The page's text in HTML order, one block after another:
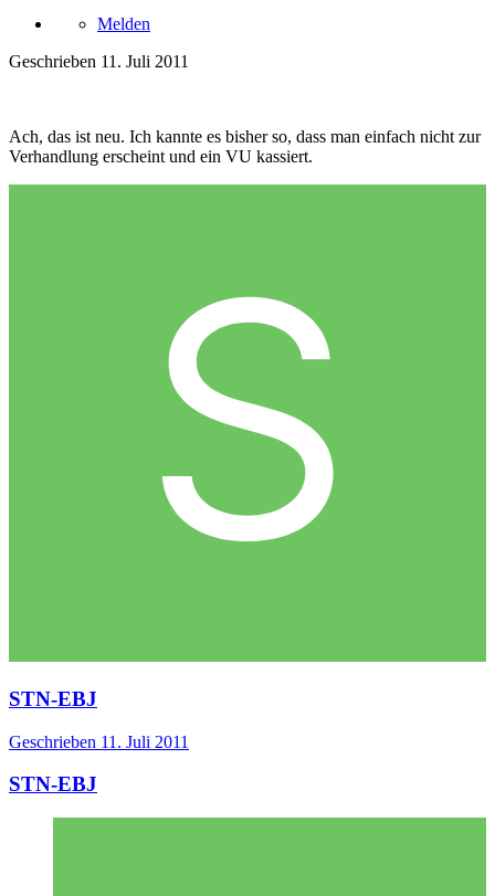
Melden
Geschrieben 11. Juli 2011
Ach, das ist neu. Ich kannte es bisher so, dass man einfach nicht zur
Verhandlung erscheint und ein VU kassiert.
STN-EBJ
Geschrieben 11. Juli 2011
STN-EBJ